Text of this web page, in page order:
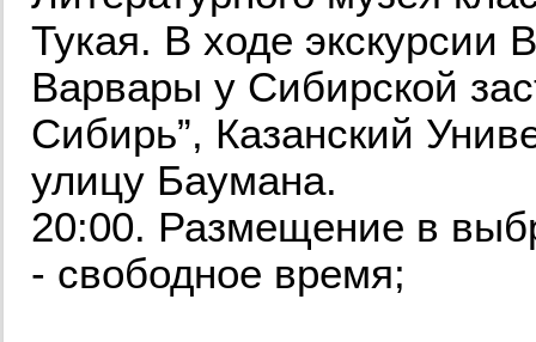
Тукая. В ходе экскурсии
Варвары у Сибирской
Сибирь”, Казанский
улицу Баумана.
20:00. Размещение в
- свободное время;